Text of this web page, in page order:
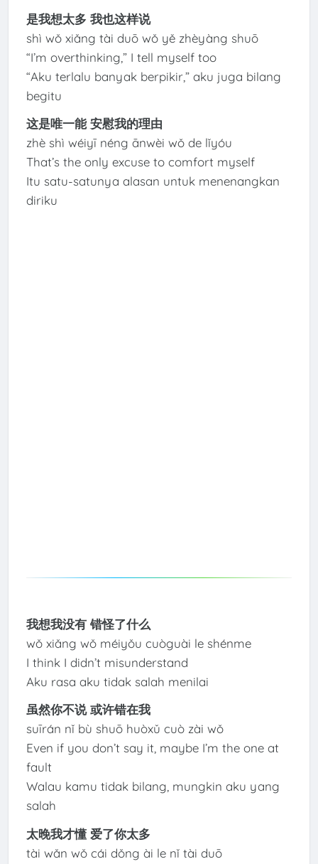
是我想太多 我也这样说
shì wǒ xiǎng tài duō wǒ yě zhèyàng shuō
“I’m overthinking,” I tell myself too
“Aku terlalu banyak berpikir,” aku juga bilang
begitu
这是唯一能 安慰我的理由
zhè shì wéiyī néng ānwèi wǒ de lǐyóu
That’s the only excuse to comfort myself
Itu satu-satunya alasan untuk menenangkan
diriku
我想我没有 错怪了什么
wǒ xiǎng wǒ méiyǒu cuòguài le shénme
I think I didn’t misunderstand
Aku rasa aku tidak salah menilai
虽然你不说 或许错在我
suīrán nǐ bù shuō huòxǔ cuò zài wǒ
Even if you don’t say it, maybe I’m the one at
fault
Walau kamu tidak bilang, mungkin aku yang
salah
太晚我才懂 爱了你太多
tài wǎn wǒ cái dǒng ài le nǐ tài duō